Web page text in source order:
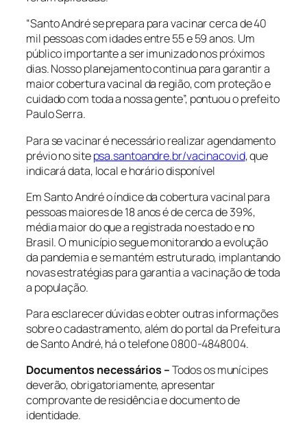
“Santo André se prepara para vacinar cerca de 40
mil pessoas com idades entre 55 e 59 anos. Um
público importante a ser imunizado nos próximos
dias. Nosso planejamento continua para garantir a
maior cobertura vacinal da região, com proteção e
cuidado com toda a nossa gente”, pontuou o prefeito
Paulo Serra.
Para se vacinar é necessário realizar agendamento
prévio no sitepsa.santoandre.br/vacinacovid, que
indicará data, local e horário disponível
Em Santo André o índice da cobertura vacinal para
pessoas maiores de 18 anos é de cerca de 39%,
média maior do que a registrada no estado e no
Brasil. O município segue monitorando a evolução
da pandemia e se mantém estruturado, implantando
novas estratégias para garantia a vacinação de toda
a população.
Para esclarecer dúvidas e obter outras informações
sobre o cadastramento, além do portal da Prefeitura
de Santo André, há o telefone 0800-4848004.
Documentos necessários –Todos os munícipes
deverão, obrigatoriamente, apresentar
comprovante de residência e documento de
identidade.